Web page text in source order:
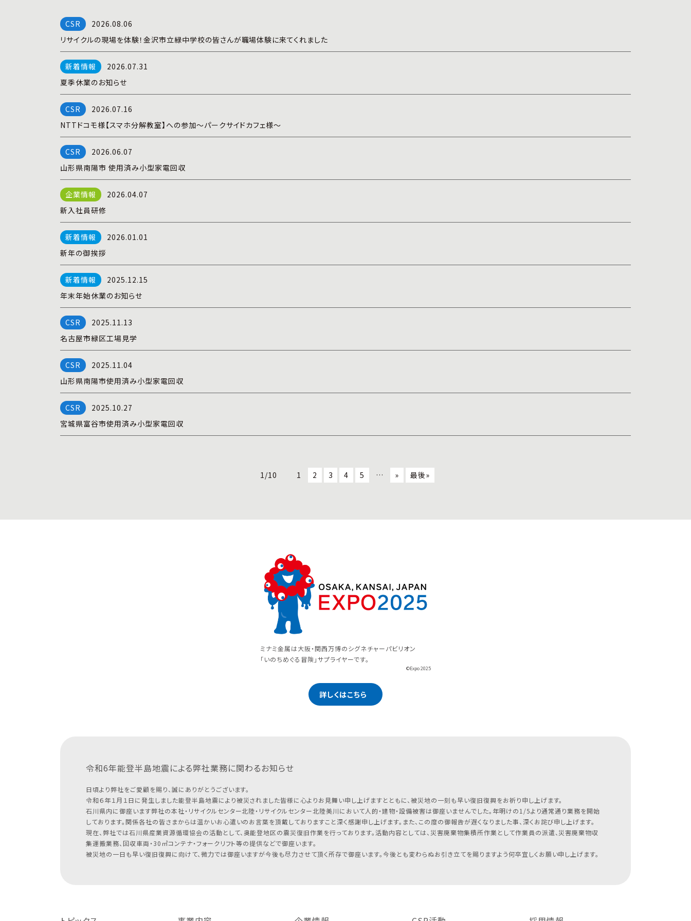
2026.08.06
リサイクルの現場を体験！金沢市立緑中学校の皆さんが職場体験に来てくれました
2026.07.31
夏季休業のお知らせ
2026.07.16
NTTドコモ様【スマホ分解教室】への参加～パークサイドカフェ様～
2026.06.07
山形県南陽市 使用済み小型家電回収
2026.04.07
新入社員研修
2026.01.01
新年の御挨拶
2025.12.15
年末年始休業のお知らせ
2025.11.13
名古屋市緑区工場見学
2025.11.04
山形県南陽市使用済み小型家電回収
2025.10.27
宮城県富谷市使用済み小型家電回収
1/10 1 2 3 4 5 … » 最後»
ミナミ金属は大阪・関西万博のシグネチャーパビリオン
「いのちめぐる冒険」サプライヤーです。
©Expo 2025
詳しくはこちら
令和6年能登半島地震による弊社業務に関わるお知らせ
日頃より弊社をご愛顧を賜り、誠にありがとうございます。
令和６年１月１日に発生しました能登半島地震により被災されました皆様に心よりお見舞い申し上げますとともに、被災地の一刻も早い復旧復興をお祈り申し上げます。
石川県内に御座います弊社の本社・リサイクルセンター北陸・リサイクルセンター北陸美川において人的・建物・設備被害は御座いませんでした。年明けの1/5より通常通り業務を開始
しております。関係各社の皆さまからは温かいお心遣いのお言葉を頂戴しておりますこと深く感謝申し上げます。また、この度の御報告が遅くなりました事、深くお詫び申し上げます。
現在、弊社では石川県産業資源循環協会の活動として、奥能登地区の震災復旧作業を行っております。活動内容としては、災害廃棄物集積所作業として作業員の派遣、災害廃棄物収
集運搬業務、回収車両・30㎥コンテナ・フォークリフト等の提供などで御座います。
被災地の一日も早い復旧復興に向けて、微力では御座いますが今後も尽力させて頂く所存で御座います。今後とも変わらぬお引き立てを賜りますよう何卒宜しくお願い申し上げます。